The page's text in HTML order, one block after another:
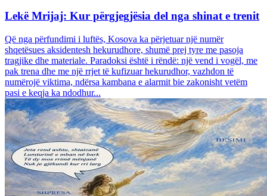
Lekë Mrijaj: Kur përgjegjësia del nga shinat e trenit
Që nga përfundimi i luftës, Kosova ka përjetuar një numër
shqetësues aksidentesh hekurudhore, shumë prej tyre me pasoja
tragjike dhe materiale. Paradoksi është i rëndë: një vend i vogël, me
pak trena dhe me një rrjet të kufizuar hekurudhor, vazhdon të
numërojë viktima, ndërsa kambana e alarmit bie zakonisht vetëm
pasi e keqja ka ndodhur...